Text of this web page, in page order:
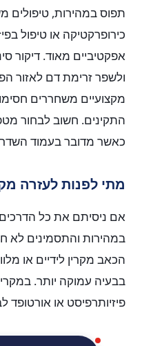
תפוס במהירות, טיפולים
כירופרקטיקה או טיפול
אפקטיביים מאוד. דיקור
ולשפר זרימת דם לאזור
מקצועיים משחררים
התקינים. חשוב לבחור
כאשר מדובר בעמוד
מתי לפנות לעזרה
אם ניסיתם את כל
במהירות והתסמינים לא
הכאב מקרין לידיים או
בבעיה עמוקה יותר.
פיזיותרפיסט או אורטופד